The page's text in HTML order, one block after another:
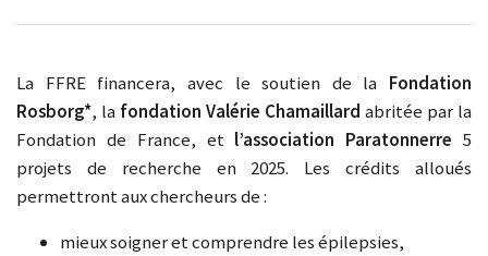
La FFRE financera, avec le soutien de la Fondation
Rosborg*, la fondation Valérie Chamaillard abritée par la
Fondation de France, etl’association Paratonnerre 5
projets de recherche en 2025. Les crédits alloués
permettront aux chercheurs de :
mieux soigner et comprendre les épilepsies,